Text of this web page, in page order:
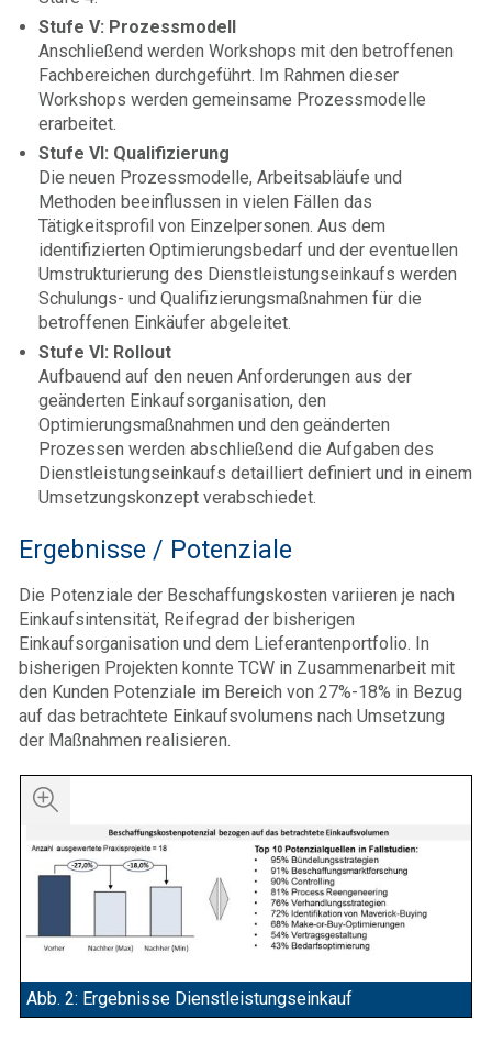
Stufe V: Prozessmodell
Anschließend werden Workshops mit den betroffenen
Fachbereichen durchgeführt. Im Rahmen dieser
Workshops werden gemeinsame Prozessmodelle
erarbeitet.
Stufe VI: Qualifizierung
Die neuen Prozessmodelle, Arbeitsabläufe und
Methoden beeinflussen in vielen Fällen das
Tätigkeitsprofil von Einzelpersonen. Aus dem
identifizierten Optimierungsbedarf und der eventuellen
Umstrukturierung des Dienstleistungseinkaufs werden
Schulungs- und Qualifizierungsmaßnahmen für die
betroffenen Einkäufer abgeleitet.
Stufe VI: Rollout
Aufbauend auf den neuen Anforderungen aus der
geänderten Einkaufsorganisation, den
Optimierungsmaßnahmen und den geänderten
Prozessen werden abschließend die Aufgaben des
Dienstleistungseinkaufs detailliert definiert und in einem
Umsetzungskonzept verabschiedet.
Ergebnisse / Potenziale
Die Potenziale der Beschaffungskosten variieren je nach
Einkaufsintensität, Reifegrad der bisherigen
Einkaufsorganisation und dem Lieferantenportfolio. In
bisherigen Projekten konnte TCW in Zusammenarbeit mit
den Kunden Potenziale im Bereich von 27%-18% in Bezug
auf das betrachtete Einkaufsvolumens nach Umsetzung
der Maßnahmen realisieren.
Abb. 2: Ergebnisse Dienstleistungseinkauf